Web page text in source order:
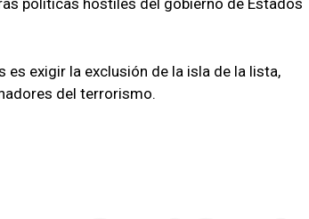
exigir la exclusión de la isla de la lista,
del terrorismo.